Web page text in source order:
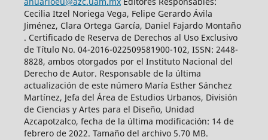
Cecilia Itzel Noriega Vega, Felipe Gerardo Ávila
Jiménez, Clara Ortega García, Daniel Fajardo Montaño
. Certificado de Reserva de Derechos al Uso Exclusivo
de Título No. 04-2016-022509581900-102, ISSN: 2448-
8828, ambos otorgados por el Instituto Nacional del
Derecho de Autor. Responsable de la última
actualización de este número María Esther Sánchez
Martínez, Jefa del Área de Estudios Urbanos, División
de Ciencias y Artes para el Diseño, Unidad
Azcapotzalco, fecha de la última modificación: 14 de
febrero de 2022. Tamaño del archivo 5.70 MB.